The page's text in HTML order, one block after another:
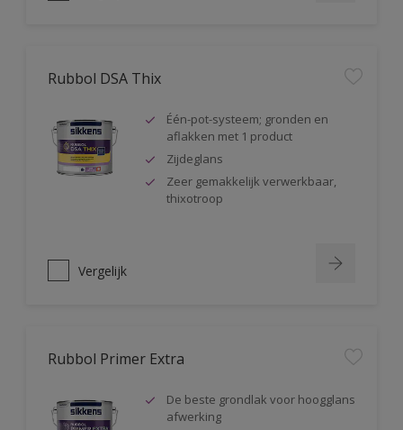
Rubbol DSA Thix
Één-pot-systeem; gronden en
aflakken met 1 product
Zijdeglans
Zeer gemakkelijk verwerkbaar,
thixotroop
Vergelijk
Rubbol Primer Extra
De beste grondlak voor hoogglans
afwerking